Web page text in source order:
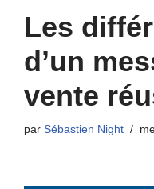
Les
d’un
vente
par Sébastien Night